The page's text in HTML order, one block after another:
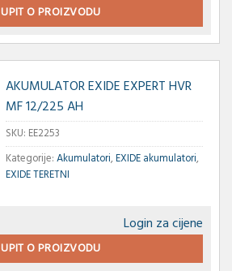
UPIT O PROIZVODU
AKUMULATOR EXIDE EXPERT HVR
MF 12/225 AH
SKU: EE2253
Kategorije:Akumulatori,EXIDE akumulatori,
EXIDE TERETNI
Login za cijene
UPIT O PROIZVODU